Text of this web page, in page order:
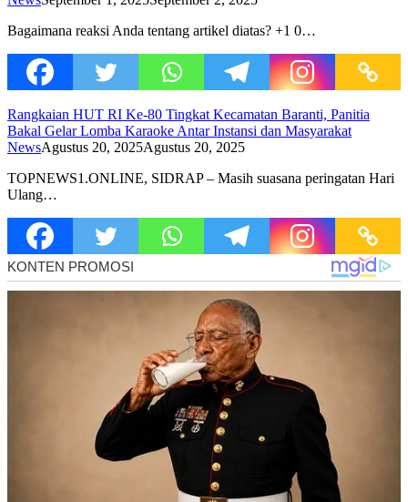
Bagaimana reaksi Anda tentang artikel diatas? +1 0…
Rangkaian HUT RI Ke-80 Tingkat Kecamatan Baranti, Panitia
Bakal Gelar Lomba Karaoke Antar Instansi dan Masyarakat
NewsAgustus 20, 2025Agustus 20, 2025
TOPNEWS1.ONLINE, SIDRAP – Masih suasana peringatan Hari
Ulang…